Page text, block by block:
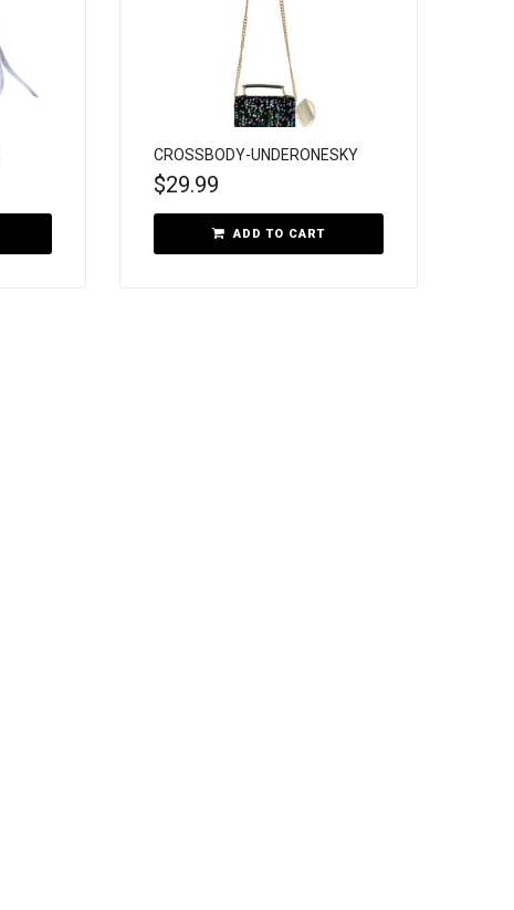
CROSSBODY-UNDERONESKY
$29.99
ADD TO CART